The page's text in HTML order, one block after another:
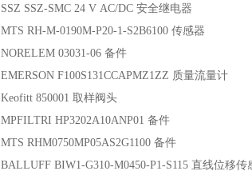
SSZ SSZ-SMC 24 V AC/DC 安全继电器
MTS RH-M-0190M-P20-1-S2B6100 传感器
NORELEM 03031-06 备件
EMERSON F100S131CCAPMZ1ZZ 质量流量计
Keofitt 850001 取样阀头
MPFILTRI HP3202A10ANP01 备件
MTS RHM0750MP05AS2G1100 备件
BALLUFF BIW1-G310-M0450-P1-S115 直线位移传